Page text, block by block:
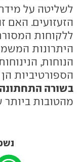
לשליטה על
הזעזועים. האם
ללקוחות
היתרונות
הנוחות,
הספורטיביות הן
בשורה
מהטובות ביותר